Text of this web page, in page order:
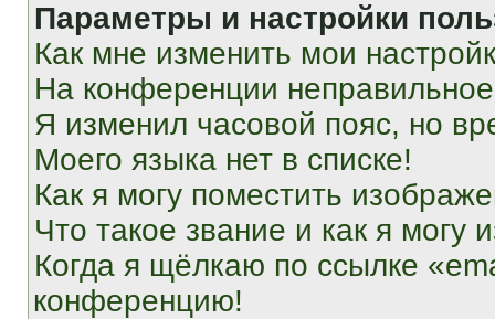
Параметры и настройки
Как мне изменить мои
На конференции
Я изменил часовой пояс, но
Моего языка нет в списке!
Как я могу поместить
Что такое звание и как я могу
Когда я щёлкаю по ссылке
конференцию!